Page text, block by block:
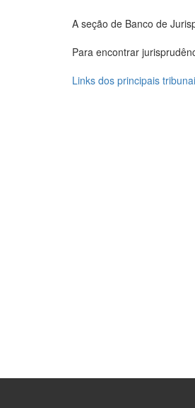
A seção de Banco de
Para encontrar
Links dos principais